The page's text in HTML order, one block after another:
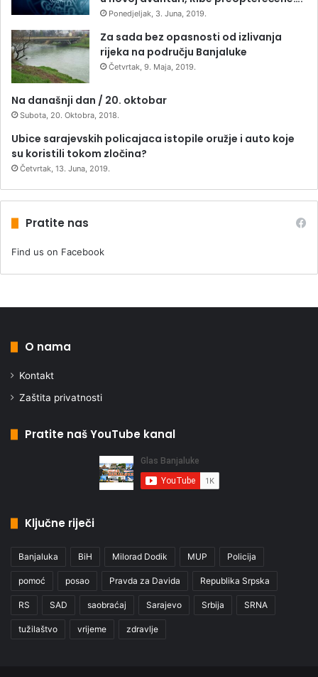
Ponedjeljak, 3. Juna, 2019.
Za sada bez opasnosti od izlivanja
rijeka na području Banjaluke
Četvrtak, 9. Maja, 2019.
Na današnji dan / 20. oktobar
Subota, 20. Oktobra, 2018.
Ubice sarajevskih policajaca istopile oružje i auto koje
su koristili tokom zločina?
Četvrtak, 13. Juna, 2019.
Pratite nas
Find us on Facebook
O nama
Kontakt
Zaštita privatnosti
Pratite naš YouTube kanal
Ključne riječi
Banjaluka BiH Milorad Dodik MUP Policija
pomoć posao Pravda za Davida Republika Srpska
RS SAD saobraćaj Sarajevo Srbija SRNA
tužilaštvo vrijeme zdravlje